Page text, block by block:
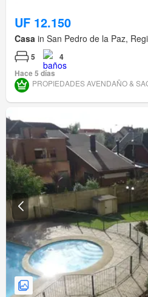
UF 12.150
Casa in San Pedro de la Paz,
5
4
Hace 5 días
PROPIEDADES AVENDAÑO &